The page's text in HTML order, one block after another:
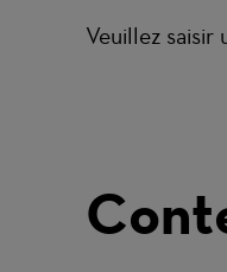
Veuillez saisir